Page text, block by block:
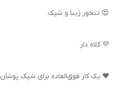
😍 تنخور زیبا و شیک
💜 کلاه دار
❤️ یک کار فوق‌العاده برای شیک پوشان